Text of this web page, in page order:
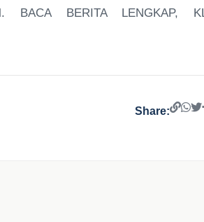
BACA BERITA LENGKAP,
Share: